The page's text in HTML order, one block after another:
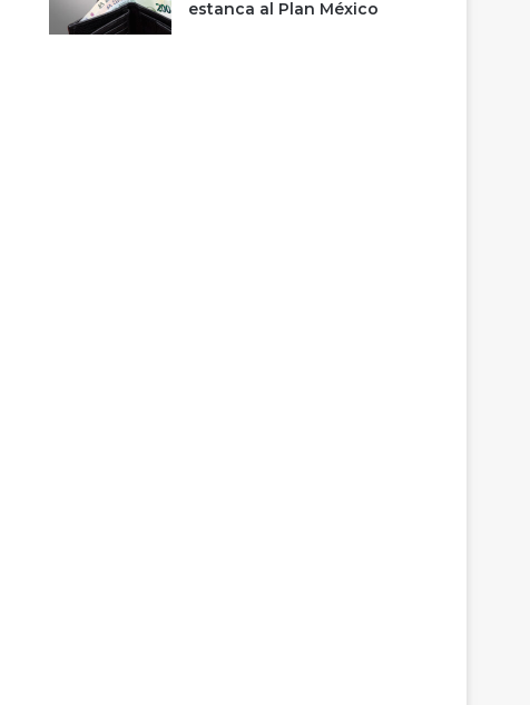
estanca al Plan México